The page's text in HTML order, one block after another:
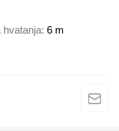
hvatanja 6 m